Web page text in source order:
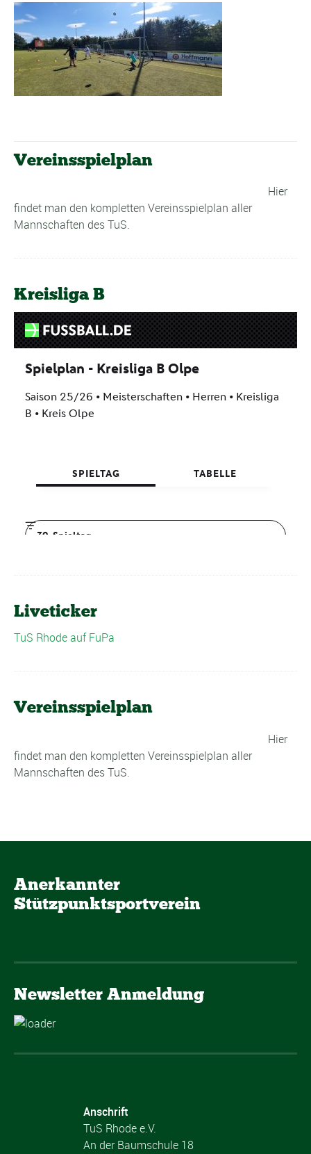
Vereinsspielplan
Hier
findet man den kompletten Vereinsspielplan aller
Mannschaften des TuS.
Kreisliga B
Liveticker
TuS Rhode auf FuPa
Vereinsspielplan
Hier
findet man den kompletten Vereinsspielplan aller
Mannschaften des TuS.
Anerkannter
Stützpunktsportverein
Newsletter Anmeldung
Anschrift
TuS Rhode e.V.
An der Baumschule 18